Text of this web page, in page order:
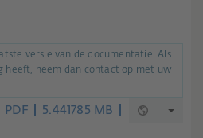
versie van de documentatie. Als
heeft, neem dan contact op met uw
PDF 5.441785 MB